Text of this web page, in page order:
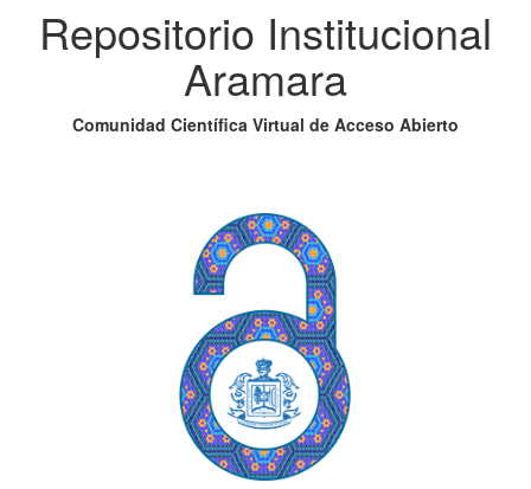
Repositorio Institucional
Aramara
Comunidad Científica Virtual de Acceso Abierto